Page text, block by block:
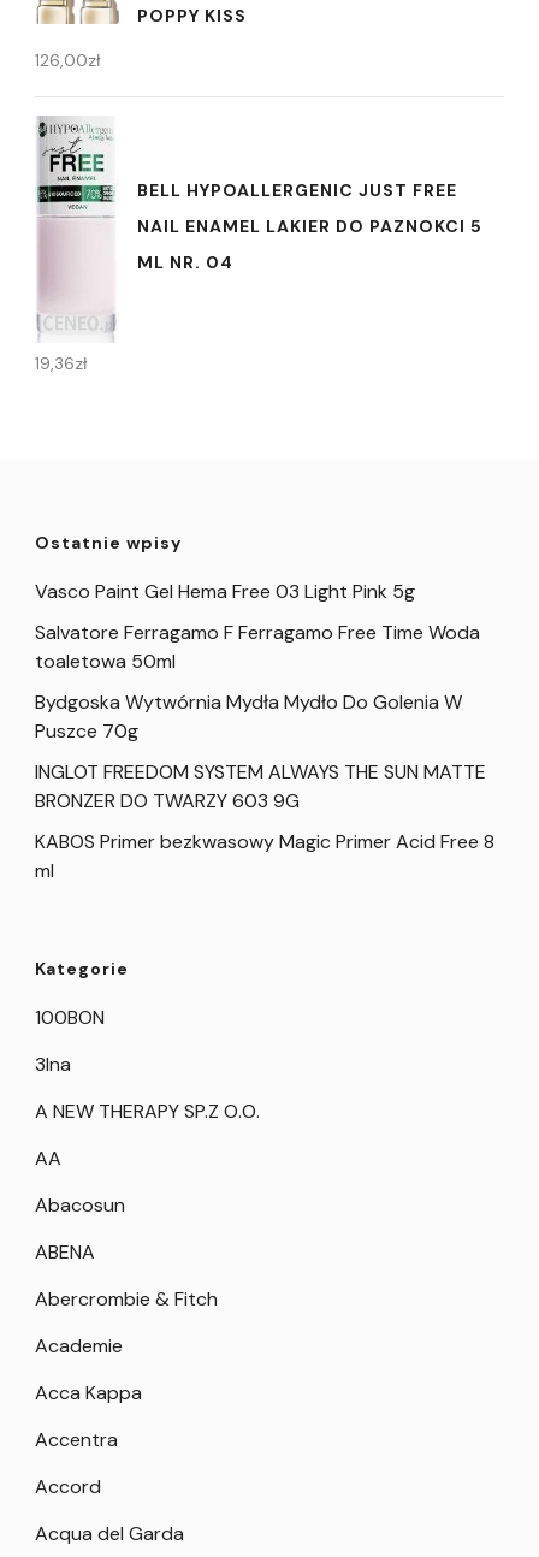
POPPY KISS
126,00zł
BELL HYPOALLERGENIC JUST FREE
NAIL ENAMEL LAKIER DO PAZNOKCI 5
ML NR. 04
19,36zł
Ostatnie wpisy
Vasco Paint Gel Hema Free 03 Light Pink 5g
Salvatore Ferragamo F Ferragamo Free Time Woda
toaletowa 50ml
Bydgoska Wytwórnia Mydła Mydło Do Golenia W
Puszce 70g
INGLOT FREEDOM SYSTEM ALWAYS THE SUN MATTE
BRONZER DO TWARZY 603 9G
KABOS Primer bezkwasowy Magic Primer Acid Free 8
ml
Kategorie
100BON
3Ina
A NEW THERAPY SP.Z O.O.
AA
Abacosun
ABENA
Abercrombie & Fitch
Academie
Acca Kappa
Accentra
Accord
Acqua del Garda